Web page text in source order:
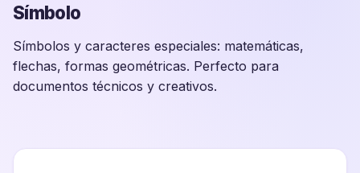
Símbolo
Símbolos y caracteres especiales: matemáticas,
flechas, formas geométricas. Perfecto para
documentos técnicos y creativos.